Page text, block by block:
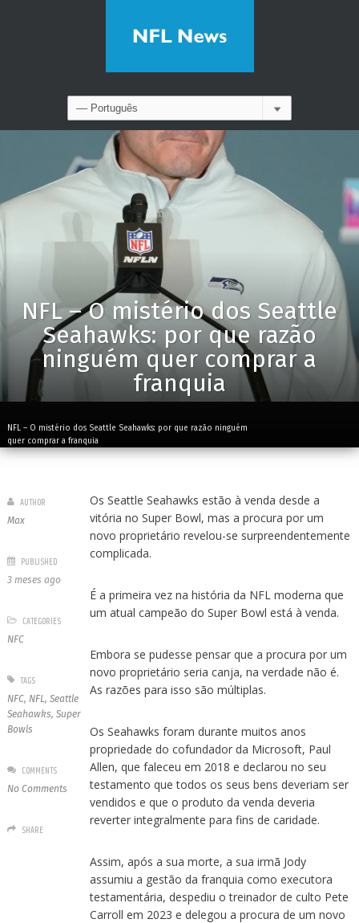
NFL – O mistério dos Seattle
Seahawks: por que razão
ninguém quer comprar a
franquia
NFL – O mistério dos Seattle Seahawks: por que razão ninguém
quer comprar a franquia
Os Seattle Seahawks estão à venda desde a
vitória no Super Bowl, mas a procura por um
novo proprietário revelou-se surpreendentemente
complicada.
É a primeira vez na história da NFL moderna que
um atual campeão do Super Bowl está à venda.
Embora se pudesse pensar que a procura por um
novo proprietário seria canja, na verdade não é.
As razões para isso são múltiplas.
Os Seahawks foram durante muitos anos
propriedade do cofundador da Microsoft, Paul
Allen, que faleceu em 2018 e declarou no seu
testamento que todos os seus bens deveriam ser
vendidos e que o produto da venda deveria
reverter integralmente para fins de caridade.
Assim, após a sua morte, a sua irmã Jody
assumiu a gestão da franquia como executora
testamentária, despediu o treinador de culto Pete
Carroll em 2023 e delegou a procura de um novo
AUTHOR
Max
PUBLISHED
3 meses ago
CATEGORIES
NFC
TAGS
NFC, NFL, Seattle
Seahawks, Super
Bowls
COMMENTS
No Comments
SHARE